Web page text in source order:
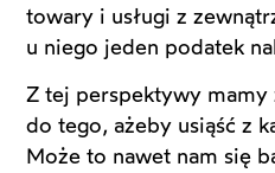
towary i usługi z
u niego jeden podatek
Z tej perspektywy mamy
do tego, ażeby usiąść z
Może to nawet nam się